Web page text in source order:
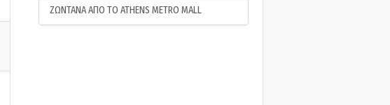
ΖΩΝΤΑΝΑ ΑΠΟ ΤΟ ATHENS METRO MALL